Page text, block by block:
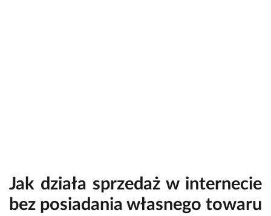
Jak działa sprzedaż w internecie
bez posiadania własnego towaru